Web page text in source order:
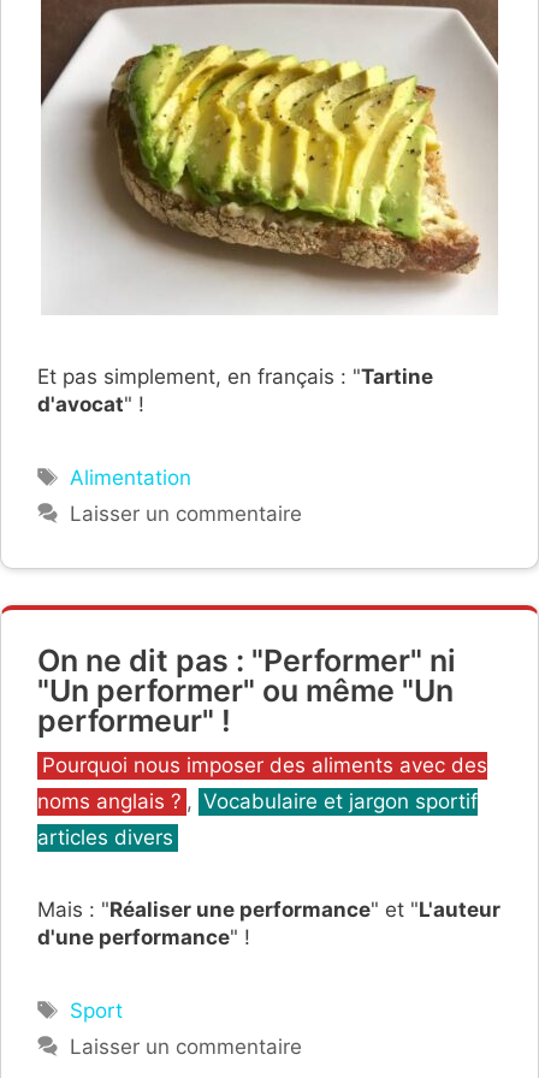
Et pas simplement, en français : "Tartine
d'avocat" !
Étiquettes
Alimentation
Laisser un commentaire
On ne dit pas : "Performer" ni
"Un performer" ou même "Un
performeur" !
Catégories
Pourquoi nous imposer des aliments avec des
noms anglais ? , Vocabulaire et jargon sportif
articles divers
Mais : "Réaliser une performance" et "L'auteur
d'une performance" !
Étiquettes
Sport
Laisser un commentaire